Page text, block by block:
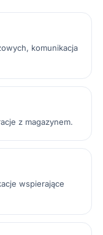
komunikacja
z magazynem.
wspierające